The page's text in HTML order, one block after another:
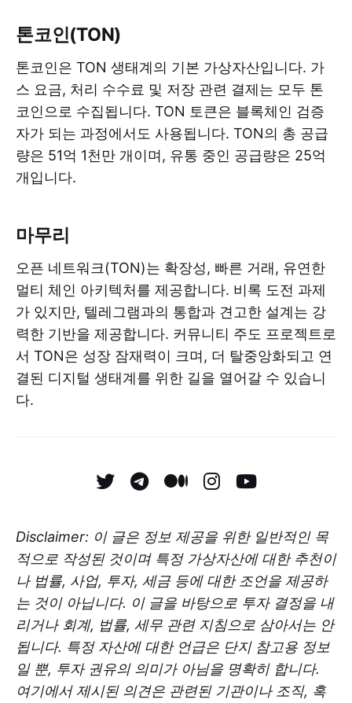
톤코인(TON)
톤코인은 TON 생태계의 기본 가상자산입니다. 가
스 요금, 처리 수수료 및 저장 관련 결제는 모두 톤
코인으로 수집됩니다. TON 토큰은 블록체인 검증
자가 되는 과정에서도 사용됩니다. TON의 총 공급
량은 51억 1천만 개이며, 유통 중인 공급량은 25억
개입니다.
마무리
오픈 네트워크(TON)는 확장성, 빠른 거래, 유연한
멀티 체인 아키텍처를 제공합니다. 비록 도전 과제
가 있지만, 텔레그램과의 통합과 견고한 설계는 강
력한 기반을 제공합니다. 커뮤니티 주도 프로젝트로
서 TON은 성장 잠재력이 크며, 더 탈중앙화되고 연
결된 디지털 생태계를 위한 길을 열어갈 수 있습니
다.
Disclaimer: 이 글은 정보 제공을 위한 일반적인 목
적으로 작성된 것이며 특정 가상자산에 대한 추천이
나 법률, 사업, 투자, 세금 등에 대한 조언을 제공하
는 것이 아닙니다. 이 글을 바탕으로 투자 결정을 내
리거나 회계, 법률, 세무 관련 지침으로 삼아서는 안
됩니다. 특정 자산에 대한 언급은 단지 참고용 정보
일 뿐, 투자 권유의 의미가 아님을 명확히 합니다.
여기에서 제시된 의견은 관련된 기관이나 조직, 혹